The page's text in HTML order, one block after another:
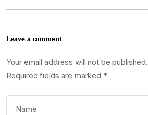
Leave a comment
Your email address will not be published.
Required fields are marked *